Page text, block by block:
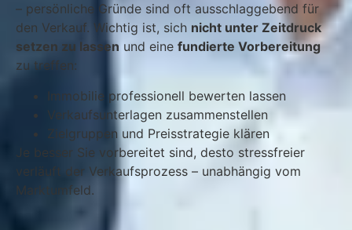
– persönliche Gründe sind oft ausschlaggebend für
den Verkauf. Wichtig ist, sich nicht unter Zeitdruck
setzen zu lassen und eine fundierte Vorbereitung
zu treffen:
Immobilie professionell bewerten lassen
Verkaufsunterlagen zusammenstellen
Zielgruppen und Preisstrategie klären
Je besser Sie vorbereitet sind, desto stressfreier
verläuft der Verkaufsprozess – unabhängig vom
Marktumfeld.